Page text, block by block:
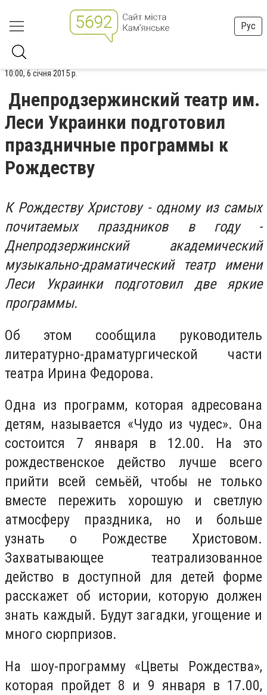
Рус
10:00, 6 січня 2015 р.
Днепродзержинский театр им.
Леси Украинки подготовил
праздничные программы к
Рождеству
К Рождеству Христову - одному из самых
почитаемых праздников в году -
Днепродзержинский академический
музыкально-драматический театр имени
Леси Украинки подготовил две яркие
программы.
Об этом сообщила руководитель
литературно-драматургической части
театра Ирина Федорова.
Одна из программ, которая адресована
детям, называется «Чудо из чудес». Она
состоится 7 января в 12.00. На это
рождественское действо лучше всего
прийти всей семьёй, чтобы не только
вместе пережить хорошую и светлую
атмосферу праздника, но и больше
узнать о Рождестве Христовом.
Захватывающее театрализованное
действо в доступной для детей форме
расскажет об истории, которую должен
знать каждый. Будут загадки, угощение и
много сюрпризов.
На шоу-программу «Цветы Рождества»,
которая пройдет 8 и 9 января в 17.00,